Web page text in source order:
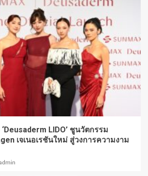
‘Deusaderm LIDO’ ชูนวัตกรรม
เจเนอเรชันใหม่ สู่วงการความงาม